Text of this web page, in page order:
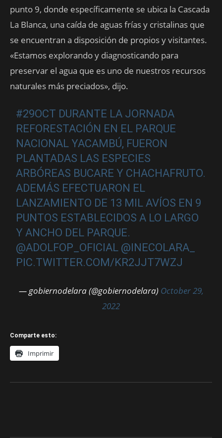
punto 9, donde específicamente se ubica la Cascada
La Blanca, una caída de aguas frías y cristalinas que
se encuentran a disposición de propios y visitantes.
«Estamos explorando y diagnosticando para
preservar el agua que es uno de nuestros recursos
naturales más preciados», dijo.
#29OCT DURANTE LA JORNADA
REFORESTACIÓN EN EL PARQUE
NACIONAL YACAMBÚ, FUERON
PLANTADAS LAS ESPECIES
ARBÓREAS BUCARE Y CHACHAFRUTO.
ADEMÁS EFECTUARON EL
LANZAMIENTO DE 13 MIL AVÍOS EN 9
PUNTOS ESTABLECIDOS A LO LARGO
Y ANCHO DEL PARQUE.
@ADOLFOP_OFICIAL @INECOLARA_
PIC.TWITTER.COM/KR2JJT7WZJ
— gobiernodelara (@gobiernodelara) October 29,
2022
Comparte esto:
Imprimir